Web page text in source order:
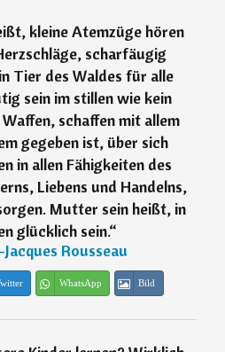
kleine Atemzüge hören
scharfäugig
Tier des Waldes für alle
sein im stillen wie kein
schaffen mit allem
gegeben ist, über sich
in allen Fähigkeiten des
Liebens und Handelns,
Mutter sein heißt, in
glücklich sein.“
Jacques Rousseau
WhatsApp Bild